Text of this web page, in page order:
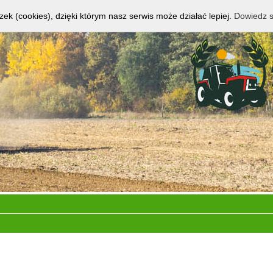
(cookies), dzięki którym nasz serwis może działać lepiej. Dowiedz